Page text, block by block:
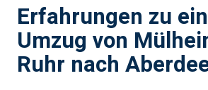
Erfahrungen zu
Umzug von
Ruhr nach